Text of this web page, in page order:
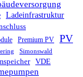
Ladeinfrastruktur
Premium PV PV
Simonswald
VDE